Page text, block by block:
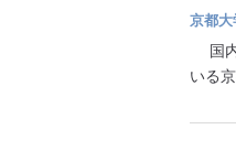
京都大
国内
いる